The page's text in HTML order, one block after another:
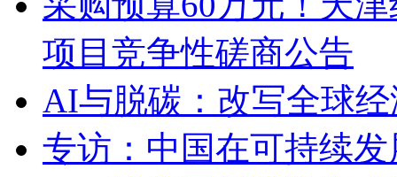
项目竞争性磋商公告
AI与脱碳：改写全球
专访：中国在可持续